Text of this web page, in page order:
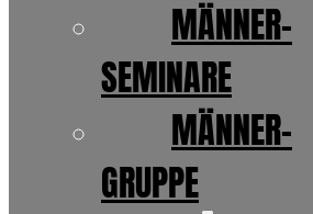
MÄNNER-
SEMINARE
MÄNNER-
GRUPPE